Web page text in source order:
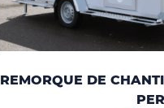
REMORQUE DE